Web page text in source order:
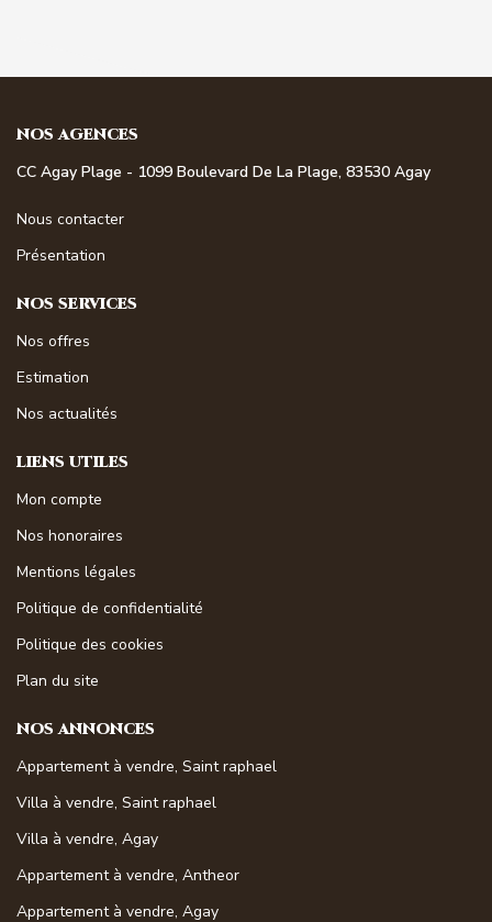
NOS AGENCES
CC Agay Plage - 1099 Boulevard De La Plage, 83530 Agay
Nous contacter
Présentation
NOS SERVICES
Nos offres
Estimation
Nos actualités
LIENS UTILES
Mon compte
Nos honoraires
Mentions légales
Politique de confidentialité
Politique des cookies
Plan du site
NOS ANNONCES
Appartement à vendre, Saint raphael
Villa à vendre, Saint raphael
Villa à vendre, Agay
Appartement à vendre, Antheor
Appartement à vendre, Agay